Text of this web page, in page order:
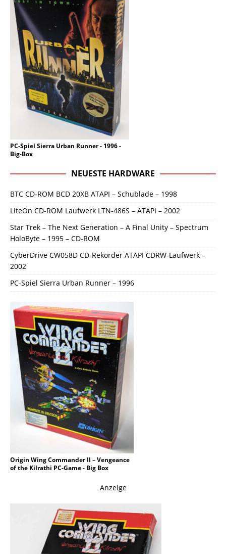
PC-Spiel Sierra Urban Runner - 1996 -
Big-Box
NEUESTE HARDWARE
BTC CD-ROM BCD 20XB ATAPI – Schublade – 1998
LiteOn CD-ROM Laufwerk LTN-486S – ATAPI – 2002
Star Trek – The Next Generation – A Final Unity – Spectrum
HoloByte – 1995 – CD-ROM
CyberDrive CW058D CD-Rekorder ATAPI CDRW-Laufwerk –
2002
PC-Spiel Sierra Urban Runner – 1996
Origin Wing Commander II – Vengeance
of the Kilrathi PC-Game - Big Box
Anzeige